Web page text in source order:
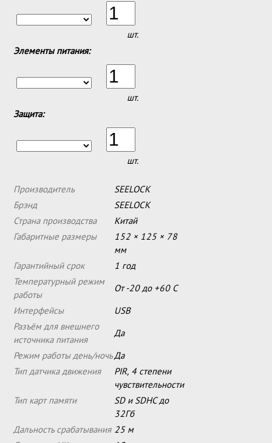
шт.
Элементы питания:
шт.
Защита:
шт.
Производитель
SEELOCK
Брэнд
SEELOCK
Страна производства
Китай
Габаритные размеры
152 × 125 × 78
мм
Гарантийный срок
1 год
Температурный режим
работы
От -20 до +60 С
Интерфейсы
USB
Разъём для внешнего
источника питания
Да
Режим работы день/ночьДа
Тип датчика движения
PIR, 4 степени
чувствительности
Тип карт памяти
SD и SDHC до
32Гб
Дальность срабатывания 25 м